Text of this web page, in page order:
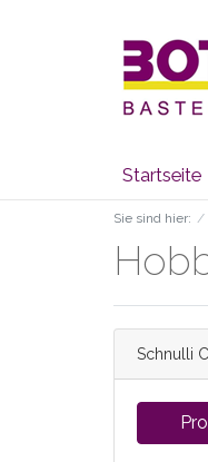
Startseite
Sie sind hier:
Schnulli